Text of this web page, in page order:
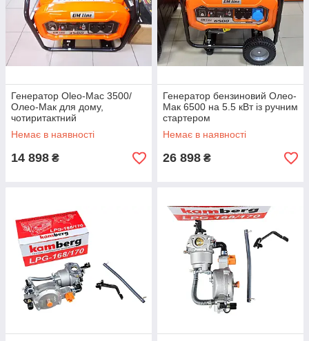
Генератор Oleo-Mac 3500/
Олео-Мак для дому,
чотиритактний
Немає в наявності
14 898 ₴
Генератор бензиновий Олео-
Мак 6500 на 5.5 кВт із ручним
стартером
Немає в наявності
26 898 ₴